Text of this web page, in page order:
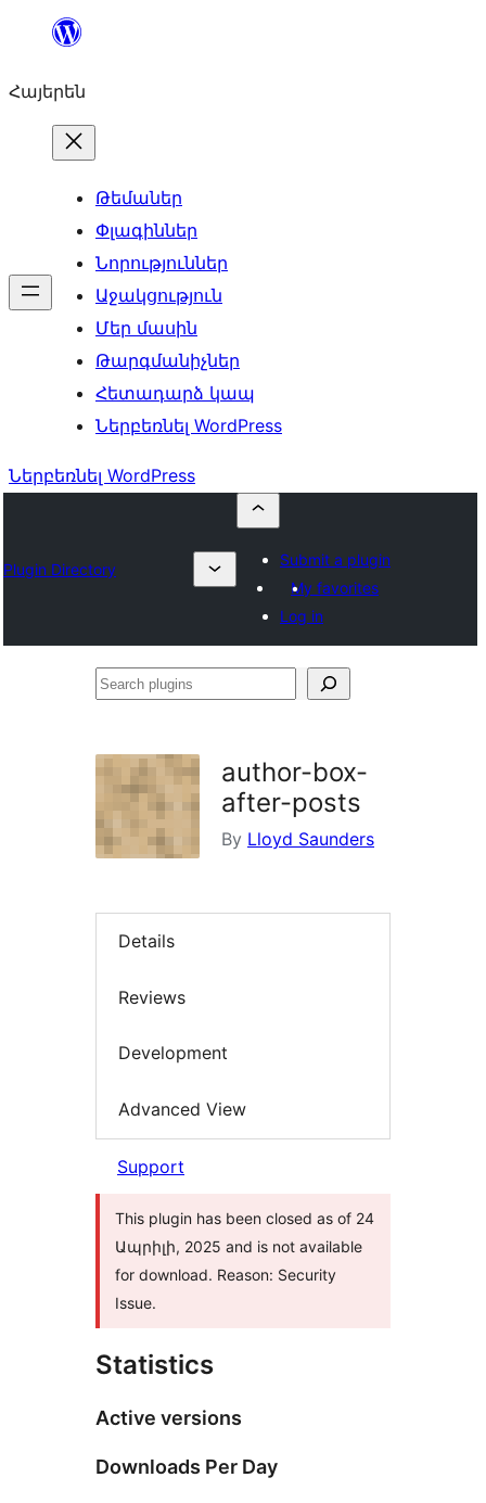
Անցնել
Հայերեն
Թեմաներ
Փլագիններ
Նորություններ
Աջակցություն
Մեր մասին
Թարգմանիչներ
Հետադարձ կապ
Ներբեռնել WordPress
Ներբեռնել WordPress
Plugin Directory
Submit a plugin
My favorites
Log in
Search
author-box-
after-posts
By Lloyd Saunders
Details
Reviews
Development
Advanced View
Support
This plugin has been closed as of 24
Ապրիլի, 2025 and is not available
for download. Reason: Security
Issue.
Statistics
Active versions
Downloads Per Day